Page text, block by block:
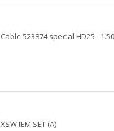
Cable 523874 special HD25 -
XSW IEM SET (A)